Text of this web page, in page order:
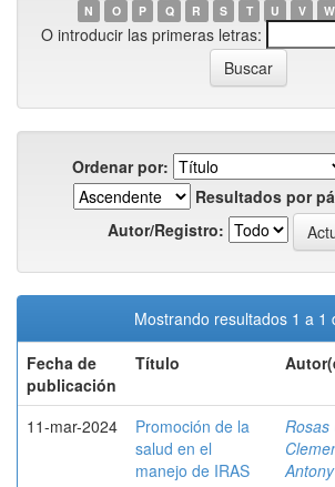
N
O P Q R S T U V W
O introducir las primeras letras:
Ordenar por:
Resultados por
Autor/Registro:
Mostrando resultados 1 a 1
Fecha de
publicación
Título
11-mar-2024
Promoción de la
salud en el
manejo de IRAS
Rosas